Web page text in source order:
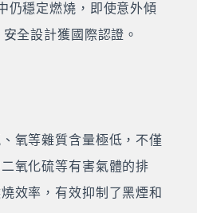
仍穩定燃燒，即使意外傾
全設計獲國際認證。
氧等雜質含量極低，不僅
氧化硫等有害氣體的排
效率，有效抑制了黑煙和